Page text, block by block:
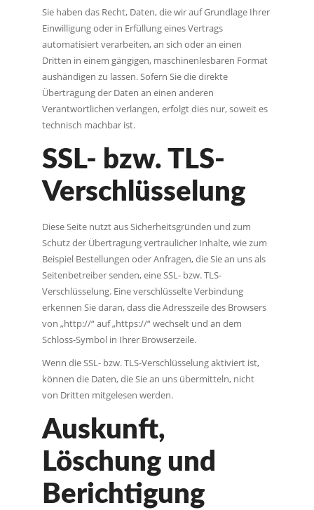
Sie haben das Recht, Daten, die wir auf Grundlage Ihrer
Einwilligung oder in Erfüllung eines Vertrags
automatisiert verarbeiten, an sich oder an einen
Dritten in einem gängigen, maschinenlesbaren Format
aushändigen zu lassen. Sofern Sie die direkte
Übertragung der Daten an einen anderen
Verantwortlichen verlangen, erfolgt dies nur, soweit es
technisch machbar ist.
SSL- bzw. TLS-
Verschlüsselung
Diese Seite nutzt aus Sicherheitsgründen und zum
Schutz der Übertragung vertraulicher Inhalte, wie zum
Beispiel Bestellungen oder Anfragen, die Sie an uns als
Seitenbetreiber senden, eine SSL- bzw. TLS-
Verschlüsselung. Eine verschlüsselte Verbindung
erkennen Sie daran, dass die Adresszeile des Browsers
von „http://“ auf „https://“ wechselt und an dem
Schloss-Symbol in Ihrer Browserzeile.
Wenn die SSL- bzw. TLS-Verschlüsselung aktiviert ist,
können die Daten, die Sie an uns übermitteln, nicht
von Dritten mitgelesen werden.
Auskunft,
Löschung und
Berichtigung